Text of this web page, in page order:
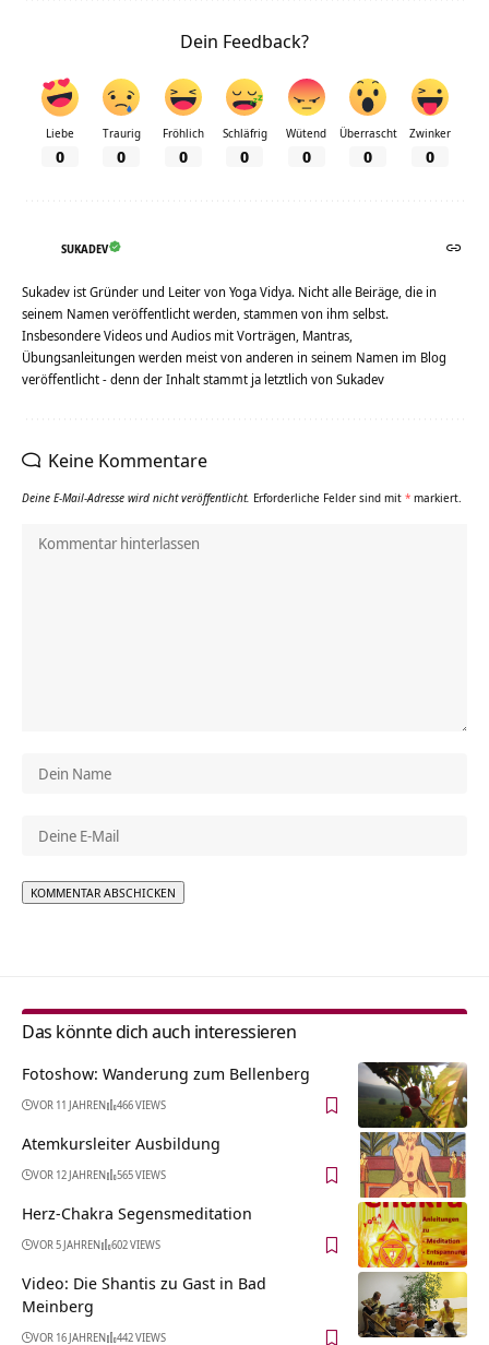
Dein Feedback?
Liebe
0
Traurig
0
Fröhlich
0
Schläfrig
0
Wütend
0
Überrascht
0
Zwinker
0
SUKADEV
Sukadev ist Gründer und Leiter von Yoga Vidya. Nicht alle Beiräge, die in
seinem Namen veröffentlicht werden, stammen von ihm selbst.
Insbesondere Videos und Audios mit Vorträgen, Mantras,
Übungsanleitungen werden meist von anderen in seinem Namen im Blog
veröffentlicht - denn der Inhalt stammt ja letztlich von Sukadev
Keine Kommentare
Deine E-Mail-Adresse wird nicht veröffentlicht. Erforderliche Felder sind mit * markiert.
Das könnte dich auch interessieren
Fotoshow: Wanderung zum Bellenberg
VOR 11 JAHREN 466 VIEWS
Atemkursleiter Ausbildung
VOR 12 JAHREN 565 VIEWS
Herz-Chakra Segensmeditation
VOR 5 JAHREN 602 VIEWS
Video: Die Shantis zu Gast in Bad
Meinberg
VOR 16 JAHREN 442 VIEWS